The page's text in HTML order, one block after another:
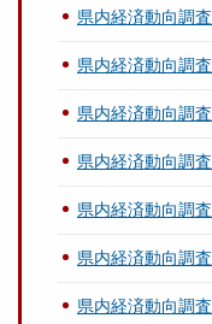
県内経済動向調
県内経済動向調
県内経済動向調
県内経済動向調
県内経済動向調
県内経済動向調
県内経済動向調